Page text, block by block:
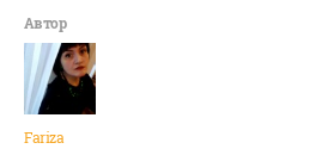
Fariza